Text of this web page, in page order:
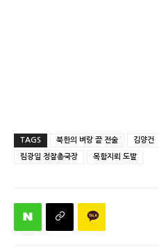
TAGS 북한의 벼랑 끝 전술 김양건
림광일 정찰총국장 목함지뢰 도발